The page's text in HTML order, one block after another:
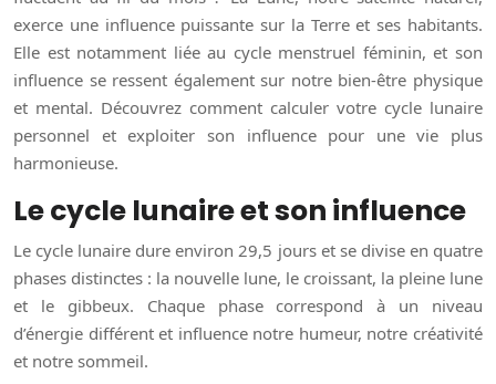
exerce une influence puissante sur la Terre et ses habitants.
Elle est notamment liée au cycle menstruel féminin, et son
influence se ressent également sur notre bien-être physique
et mental. Découvrez comment calculer votre cycle lunaire
personnel et exploiter son influence pour une vie plus
harmonieuse.
Le cycle lunaire et son influence
Le cycle lunaire dure environ 29,5 jours et se divise en quatre
phases distinctes : la nouvelle lune, le croissant, la pleine lune
et le gibbeux. Chaque phase correspond à un niveau
d’énergie différent et influence notre humeur, notre créativité
et notre sommeil.